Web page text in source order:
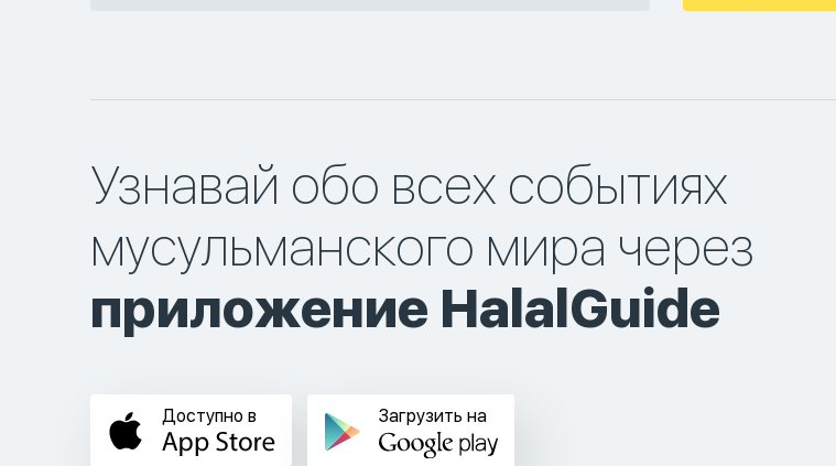
Узнавай обо всех событиях
мусульманского мира через
приложение HalalGuide
Доступно в Загрузить на